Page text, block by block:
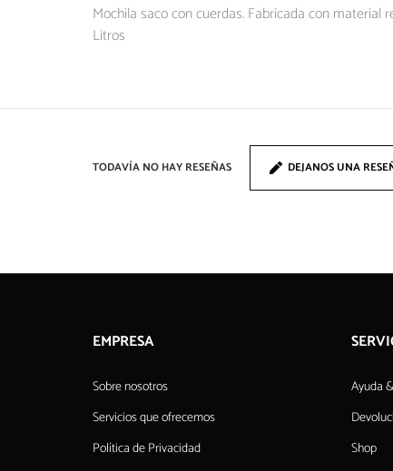
Mochila saco con cuerdas. Fabricada con material
Litros
TODAVÍA NO HAY RESEÑAS DEJANOS UNA
EMPRESA
Sobre nosotros
Servicios que ofrecemos
Política de Privacidad
Ayuda
Shop